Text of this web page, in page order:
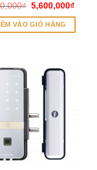
₫ Giá
là:
8,000,000₫.
5,600,000₫Giá
VÀO GIỎ HÀNG